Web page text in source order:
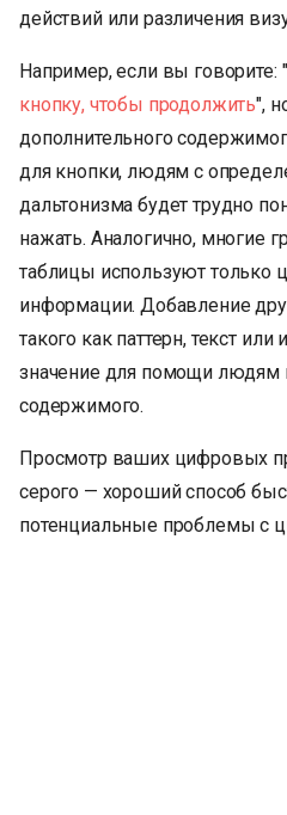
действий или различения
Например, если вы говорите: "
кнопку, чтобы продолжить",
дополнительного
для кнопки, людям с
дальтонизма будет трудно
нажать. Аналогично, многие
таблицы используют только
информации. Добавление
такого как паттерн, текст
значение для помощи людям
содержимого.
Просмотр ваших цифровых
серого — хороший способ
потенциальные проблемы с